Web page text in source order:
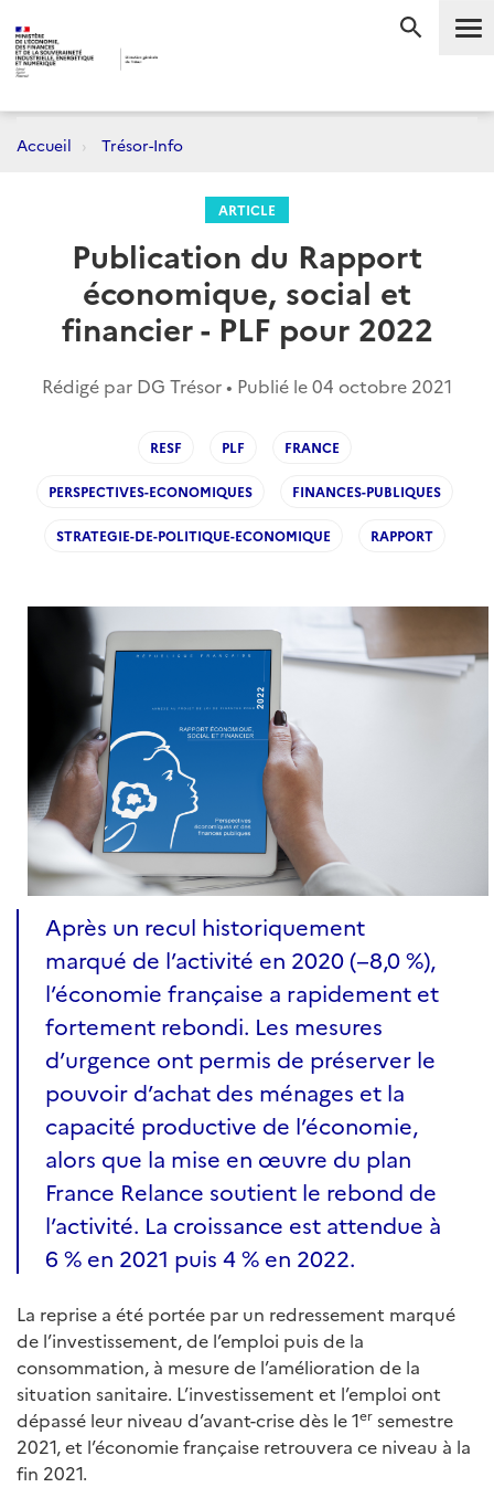
Accueil Trésor-Info
ARTICLE
Publication du Rapport
économique, social et
financier - PLF pour 2022
Rédigé par DG Trésor • Publié le04 octobre 2021
RESF PLF FRANCE
PERSPECTIVES-ECONOMIQUES FINANCES-PUBLIQUES
STRATEGIE-DE-POLITIQUE-ECONOMIQUE RAPPORT
Après un recul historiquement
marqué de l’activité en 2020 (−8,0 %),
l’économie française a rapidement et
fortement rebondi. Les mesures
d’urgence ont permis de préserver le
pouvoir d’achat des ménages et la
capacité productive de l’économie,
alors que la mise en œuvre du plan
France Relance soutient le rebond de
l’activité. La croissance est attendue à
6 % en 2021 puis 4 % en 2022.
La reprise a été portée par un redressement marqué
de l’investissement, de l’emploi puis de la
consommation, à mesure de l’amélioration de la
situation sanitaire. L’investissement et l’emploi ont
dépassé leur niveau d’avant-crise dès le 1er semestre
2021, et l’économie française retrouvera ce niveau à la
fin 2021.